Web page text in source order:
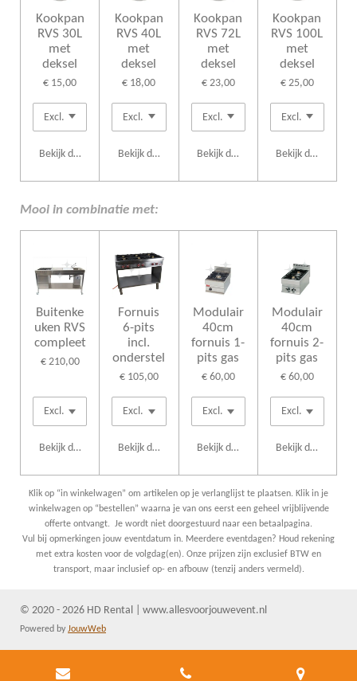
Kookpan
RVS 30L
met
deksel
€ 15,00
Bekijk details
Kookpan
RVS 40L
met
deksel
€ 18,00
Bekijk details
Kookpan
RVS 72L
met
deksel
€ 23,00
Bekijk details
Kookpan
RVS 100L
met
deksel
€ 25,00
Bekijk details
Mooi in combinatie met:
Buitenke
uken RVS
compleet
€ 210,00
Bekijk details
Fornuis
6-pits
incl.
onderstel
€ 105,00
Bekijk details
Modulair
40cm
fornuis 1-
pits gas
€ 60,00
Bekijk details
Modulair
40cm
fornuis 2-
pits gas
€ 60,00
Bekijk details
Klik op “in winkelwagen” om artikelen op je verlanglijst te plaatsen. Klik in je
winkelwagen op “bestellen” waarna je van ons eerst een geheel vrijblijvende
offerte ontvangt. Je wordt niet doorgestuurd naar een betaalpagina.
Vul bij opmerkingen jouw eventdatum in. Meerdere eventdagen? Houd rekening
met extra kosten voor de volgdag(en). Onze prijzen zijn exclusief BTW en
transport, maar inclusief op- en afbouw (tenzij anders vermeld).
© 2020 - 2026 HD Rental | www.allesvoorjouwevent.nl
Powered by JouwWeb